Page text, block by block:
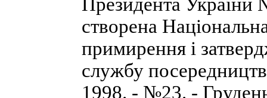
створена
примирення і
службу
1998. - №23. -